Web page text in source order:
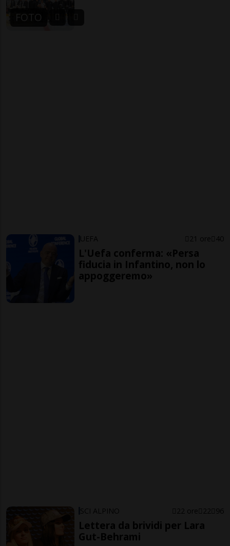
FOTO
UEFA 21 ore 40
L'Uefa conferma: «Persa
fiducia in Infantino, non lo
appoggeremo»
SCI ALPINO 22 ore 22 96
Lettera da brividi per Lara
Gut-Behrami